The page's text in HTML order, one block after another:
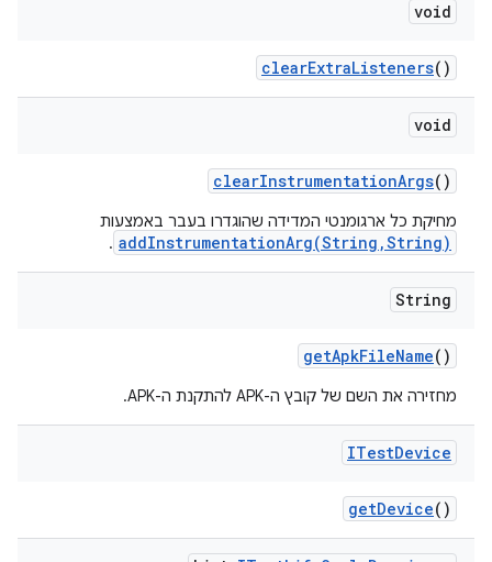
void
clearExtraListeners()
void
clearInstrumentationArgs()
מחיקת כל ארגומנטי המדידה שהוגדרו בעבר באמצעות
addInstrumentationArg(String,String)
.
String
getApkFileName()
מחזירה את השם של קובץ ה-APK להתקנת ה-APK.
ITestDevice
getDevice()